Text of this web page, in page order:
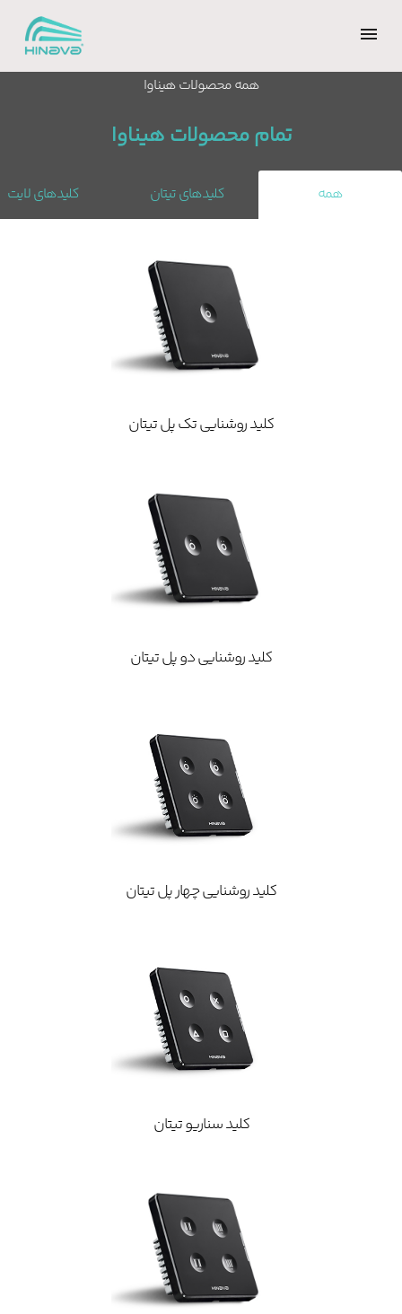
همه محصولات هیناوا
تمام محصولات هیناوا
همه کلیدهای تیتان کلیدهای لایت
کلید روشنایی تک پل تیتان
کلید روشنایی دو پل تیتان
کلید روشنایی چهار پل تیتان
کلید سناریو تیتان